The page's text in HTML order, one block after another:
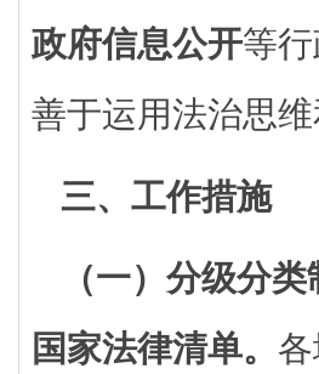
政府信息公开等
善于运用法治思
三、工作措施
（一）分级分
国家法律清单。